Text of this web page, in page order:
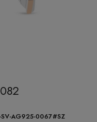
SV-AG925-0067#SZ